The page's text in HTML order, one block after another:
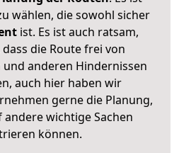
wählen, die sowohl sicher
ist. Es ist auch ratsam,
die Route frei von
anderen Hindernissen
auch hier haben wir
gerne die Planung,
andere wichtige Sachen
können.